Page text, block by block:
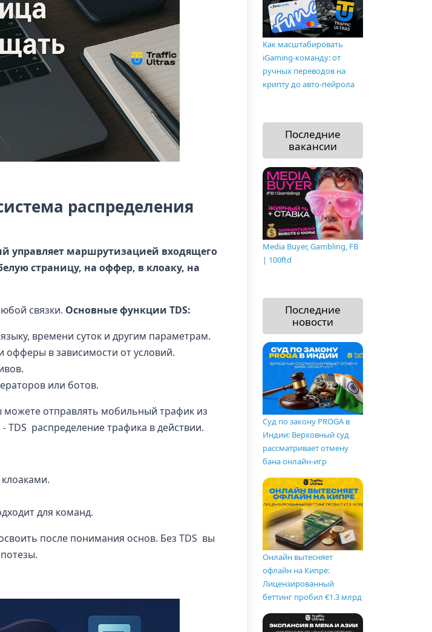
распределения
управляет маршрутизацией входящего
страницу, на оффер, в клоаку, на
связки. Основные функции TDS:
языку, времени суток и другим параметрам.
офферы в зависимости от условий.
или ботов.
отправлять мобильный трафик из
TDS распределение трафика в действии.
для команд.
после понимания основ. Без TDS вы
Как масштабировать
iGaming-команду: от
ручных переводов на
крипту до авто-пейрола
Последние
вакансии
Media Buyer, Gambling, FB
| 100ftd
Последние
новости
Суд по закону PROGA в
Индии: Верховный суд
рассматривает отмену
бана онлайн-игр
Онлайн вытесняет
офлайн на Кипре:
Лицензированный
беттинг пробил €1.3 млрд